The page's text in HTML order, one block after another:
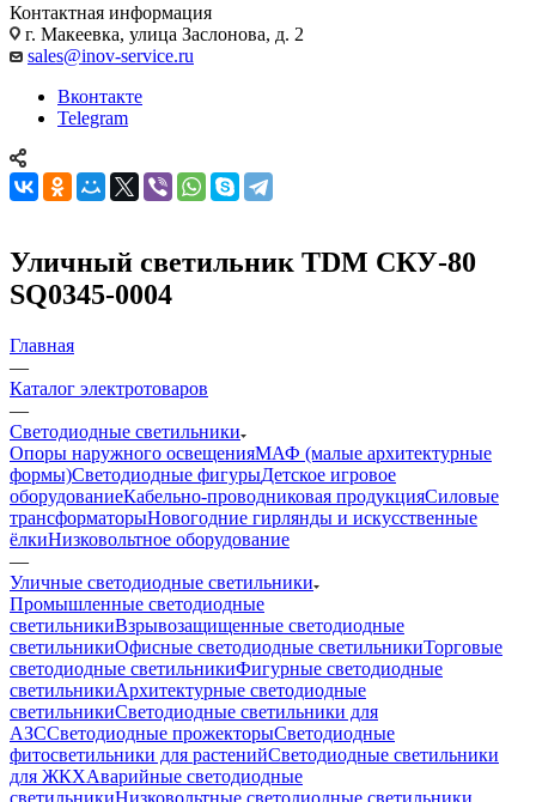
Контактная информация
г. Макеевка, улица Заслонова, д. 2
sales@inov-service.ru
Вконтакте
Telegram
Уличный светильник TDM СКУ-80
SQ0345-0004
Главная
—
Каталог электротоваров
—
Светодиодные светильники
Опоры наружного освещенияМАФ (малые архитектурные
формы)Светодиодные фигурыДетское игровое
оборудованиеКабельно-проводниковая продукцияСиловые
трансформаторыНовогодние гирлянды и искусственные
ёлкиНизковольтное оборудование
—
Уличные светодиодные светильники
Промышленные светодиодные
светильникиВзрывозащищенные светодиодные
светильникиОфисные светодиодные светильникиТорговые
светодиодные светильникиФигурные светодиодные
светильникиАрхитектурные светодиодные
светильникиСветодиодные светильники для
АЗССветодиодные прожекторыСветодиодные
фитосветильники для растенийСветодиодные светильники
для ЖКХАварийные светодиодные
светильникиНизковольтные светодиодные светильники